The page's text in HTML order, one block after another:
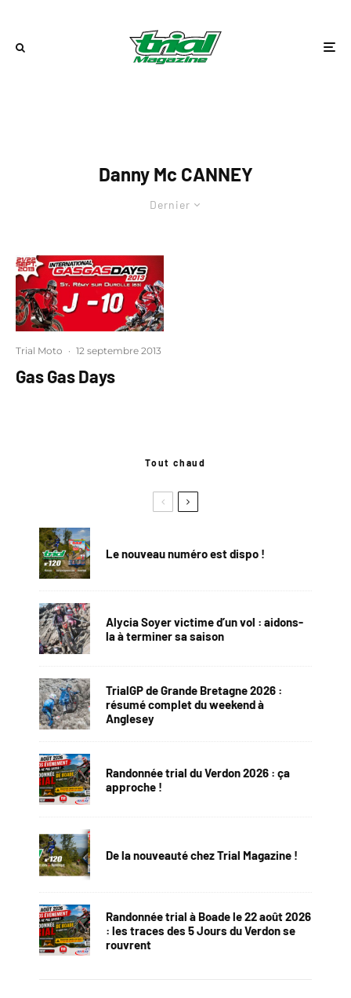
Danny Mc CANNEY
Dernier
Trial Moto · 12 septembre 2013
Gas Gas Days
Tout chaud
Le nouveau numéro est dispo !
Alycia Soyer victime d’un vol : aidons-
la à terminer sa saison
TrialGP de Grande Bretagne 2026 :
résumé complet du weekend à
Anglesey
Randonnée trial du Verdon 2026 : ça
approche !
De la nouveauté chez Trial Magazine !
Randonnée trial à Boade le 22 août 2026
: les traces des 5 Jours du Verdon se
rouvrent